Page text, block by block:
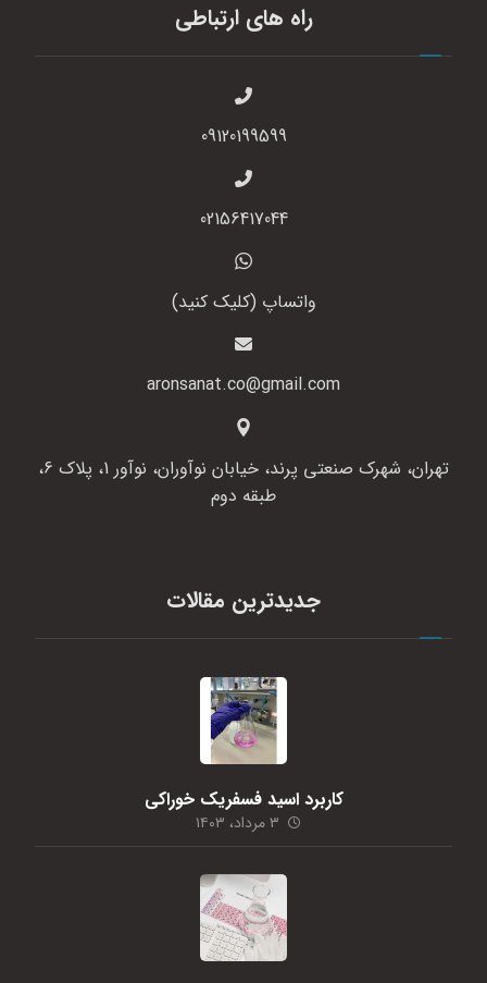
راه های ارتباطی
09120199599
02156417044
واتساپ (کلیک کنید)
aronsanat.co@gmail.com
تهران، شهرک صنعتی پرند، خیابان نوآوران، نوآور 1، پلاک 6،
طبقه دوم
جدیدترین مقالات
کاربرد اسید فسفریک خوراکی
۳ مرداد، ۱۴۰۳